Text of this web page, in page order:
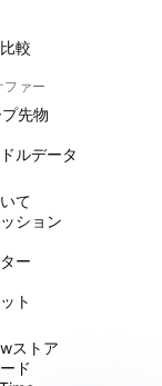
較
ファー
先物
ルデータ
て
ション
ー
ト
ストア
ド